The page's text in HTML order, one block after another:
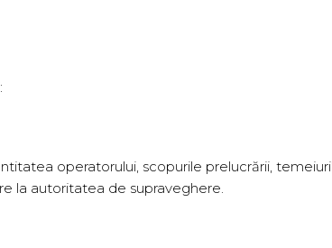
operatorului, scopurile prelucrării,
la autoritatea de supraveghere.